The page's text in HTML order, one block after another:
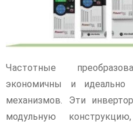
Частотные
экономичны и идеально
механизмов. Эти
модульную